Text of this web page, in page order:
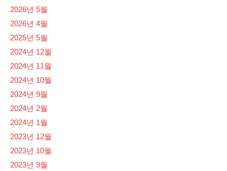
2026년 5월
2026년 4월
2025년 5월
2024년 12월
2024년 11월
2024년 10월
2024년 9월
2024년 2월
2024년 1월
2023년 12월
2023년 10월
2023년 9월